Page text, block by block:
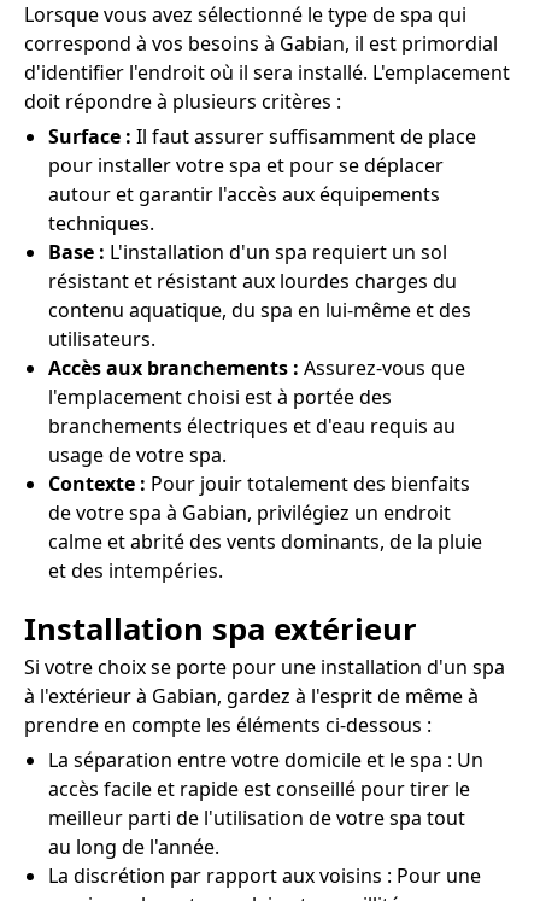
Lorsque vous avez sélectionné le type de spa qui
correspond à vos besoins à Gabian, il est primordial
d'identifier l'endroit où il sera installé. L'emplacement
doit répondre à plusieurs critères :
Surface : Il faut assurer suffisamment de place
pour installer votre spa et pour se déplacer
autour et garantir l'accès aux équipements
techniques.
Base : L'installation d'un spa requiert un sol
résistant et résistant aux lourdes charges du
contenu aquatique, du spa en lui-même et des
utilisateurs.
Accès aux branchements : Assurez-vous que
l'emplacement choisi est à portée des
branchements électriques et d'eau requis au
usage de votre spa.
Contexte : Pour jouir totalement des bienfaits
de votre spa à Gabian, privilégiez un endroit
calme et abrité des vents dominants, de la pluie
et des intempéries.
Installation spa extérieur
Si votre choix se porte pour une installation d'un spa
à l'extérieur à Gabian, gardez à l'esprit de même à
prendre en compte les éléments ci-dessous :
La séparation entre votre domicile et le spa : Un
accès facile et rapide est conseillé pour tirer le
meilleur parti de l'utilisation de votre spa tout
au long de l'année.
La discrétion par rapport aux voisins : Pour une